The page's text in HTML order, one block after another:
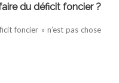
du déficit foncier ?
foncier » n’est pas chose